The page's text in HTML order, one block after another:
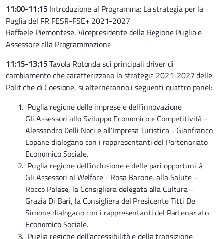
11:00-11:15 Introduzione al Programma: La strategia per la
Puglia del PR FESR-FSE+ 2021-2027
Raffaele Piemontese, Vicepresidente della Regione Puglia e
Assessore alla Programmazione
11:15-13:15Tavola Rotonda sui principali driver di
cambiamento che caratterizzano la strategia 2021-2027 delle
Politiche di Coesione, si alterneranno i seguenti quattro panel:
Puglia regione delle imprese e dell’innovazione
GIi Assessori allo Sviluppo Economico e Competitività -
Alessandro Delli Noci e all’Impresa Turistica - Gianfranco
Lopane dialogano con i rappresentanti del Partenariato
Economico Sociale.
Puglia regione dell’inclusione e delle pari opportunità
Gli Assessori al Welfare - Rosa Barone, alla Salute -
Rocco Palese, la Consigliera delegata alla Cultura -
Grazia Di Bari, la Consigliera del Presidente Titti De
Simone dialogano con i rappresentanti del Partenariato
Economico Sociale.
Puglia regione dell’accessibilità e della transizione